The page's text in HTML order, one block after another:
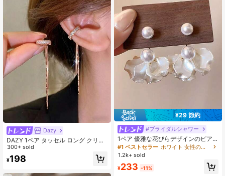
Dazy
DAZY 1ペア タッセル ロング クリッ
プオンイヤリング レディース、エレ
ガントな女性&学生用ジュエリーアク
セサリー、オールシーズン使用可、
300+ sold
¥198
¥29 節約
#ブライダルシャワー
1ペア 優雅な花びらデザインのピア
スドロップ、ラグジュアリーな毎日
の女性ファッションピアス
#1 ベストセラー
ホワイト 女性のブラブライヤリング
1.2k+ sold
¥233 -11%